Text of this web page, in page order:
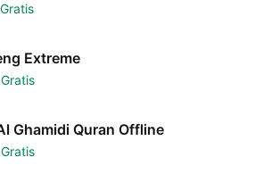
Gratis
Extreme
Gratis
Ghamidi Quran Offline
Gratis